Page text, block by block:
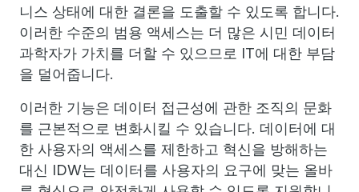
니스 상태에 대한 결론을 도출할 수 있도록 합니다.
이러한 수준의 범용 액세스는 더 많은 시민 데이터
과학자가 가치를 더할 수 있으므로 IT에 대한 부담
을 덜어줍니다.
이러한 기능은 데이터 접근성에 관한 조직의 문화
를 근본적으로 변화시킬 수 있습니다. 데이터에 대
한 사용자의 액세스를 제한하고 혁신을 방해하는
대신 IDW는 데이터를 사용자의 요구에 맞는 올바